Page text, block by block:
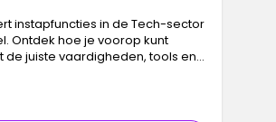
instapfuncties in de Tech-sector
Ontdek hoe je voorop kunt
de juiste vaardigheden, tools en